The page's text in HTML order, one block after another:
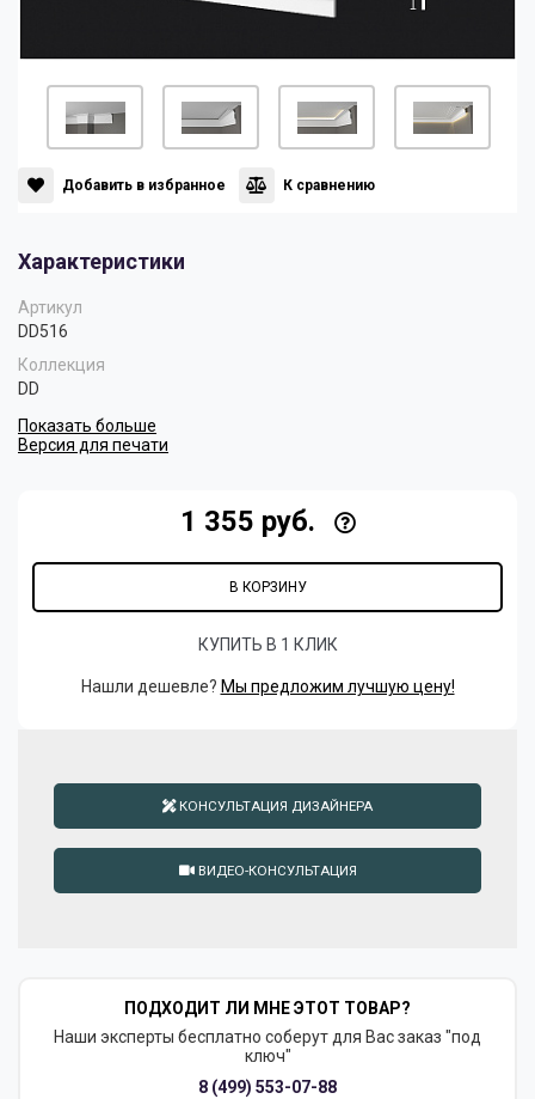
Пилястры
Плинтусы
Скрытое освещение
Нео Классика
Султан
Хай Тек
Цветные плинтусы
Добавить в избранное К сравнению
Характеристики
Артикул
DD516
Коллекция
DD
Показать больше
Версия для печати
1 355 руб.
В КОРЗИНУ
КУПИТЬ В 1 КЛИК
Нашли дешевле? Мы предложим лучшую цену!
КОНСУЛЬТАЦИЯ ДИЗАЙНЕРА
ВИДЕО-КОНСУЛЬТАЦИЯ
ПОДХОДИТ ЛИ МНЕ ЭТОТ ТОВАР?
Наши эксперты бесплатно соберут для Вас заказ "под
ключ"
8 (499) 553-07-88